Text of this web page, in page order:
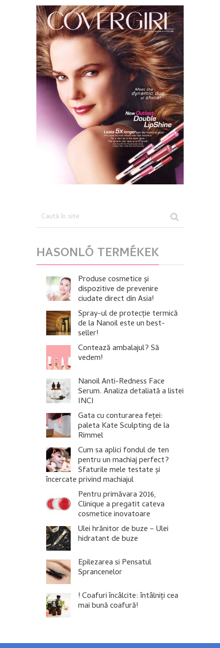
HASONLÓ TERMÉKEK
Produse cosmetice și
dispozitive de prevenire
ciudate direct din Asia!
Spray-ul de protecție termică
de la Nanoil este un best-
seller!
Contează ambalajul? Să
vedem!
Nanoil Anti-Redness Face
Serum. Analiza detaliată a listei
INCI
Gata cu conturarea feței:
paleta Kate Sculpting de la
Rimmel
Cum sa aplici fondul de ten
pentru un machiaj perfect?
Sfaturile mele testate și
încercate privind machiajul
Pentru primăvara 2016,
Clinique a pregatit cateva
cosmetice inovatoare
Ulei hrănitor de buze – Ulei
hidratant de buze
Epilezarea si Pensatul
Sprancenelor
! Coafuri încâlcite: întâlniți cea
mai bună coafură!